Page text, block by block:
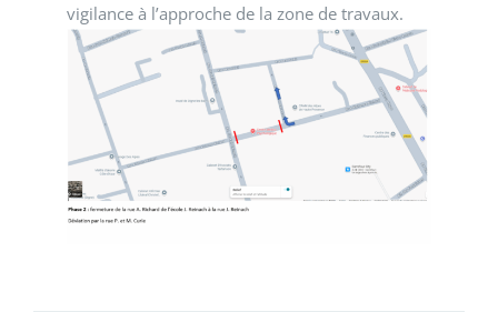
vigilance à l’approche de la zone de travaux.